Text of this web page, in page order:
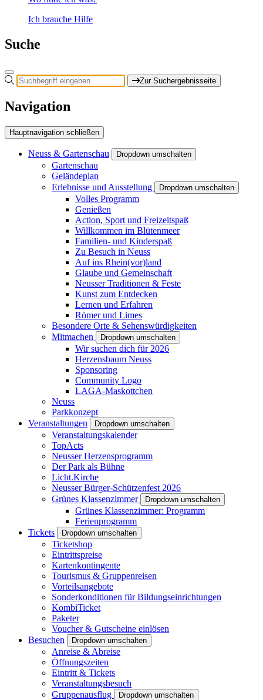
Ich brauche Hilfe
Suche
Zur Suchergebnisseite
Navigation
Hauptnavigation schließen
Neuss & Gartenschau Dropdown umschalten
Gartenschau
Geländeplan
Erlebnisse und Ausstellung
Dropdown umschalten
Volles Programm
Genießen
Action, Sport und Freizeitspaß
Willkommen im Blütenmeer
Familien- und Kinderspaß
Zu Besuch in Neuss
Auf ins Rhein(vor)land
Glaube und Gemeinschaft
Neusser Traditionen & Feste
Kunst zum Entdecken
Lernen und Erfahren
Römer und Limes
Besondere Orte & Sehenswürdigkeiten
Mitmachen
Dropdown umschalten
Wir suchen dich für 2026
Herzensbaum Neuss
Sponsoring
Community Logo
LAGA-Maskottchen
Neuss
Parkkonzept
Veranstaltungen
Dropdown umschalten
Veranstaltungskalender
TopActs
Neusser Herzensprogramm
Der Park als Bühne
Licht.Kirche
Neusser Bürger-Schützenfest 2026
Grünes Klassenzimmer
Dropdown umschalten
Grünes Klassenzimmer: Programm
Ferienprogramm
Tickets
Dropdown umschalten
Ticketshop
Eintrittspreise
Kartenkontingente
Tourismus & Gruppenreisen
Vorteilsangebote
Sonderkonditionen für Bildungseinrichtungen
KombiTicket
Paketer
Voucher & Gutscheine einlösen
Besuchen
Dropdown umschalten
Anreise & Abreise
Öffnungszeiten
Eintritt & Tickets
Veranstaltungsbesuch
Gruppenausflug
Dropdown umschalten